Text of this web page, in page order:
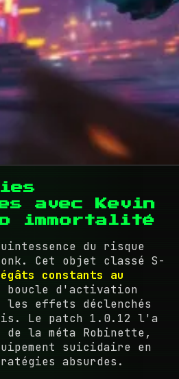
avec Kevin
immortalité
du risque
Cet objet classé S-
constants au
boucle d'activation
les effets déclenchés
Le patch 1.0.12 l'a
de la méta Robinette,
suicidaire en
absurdes.